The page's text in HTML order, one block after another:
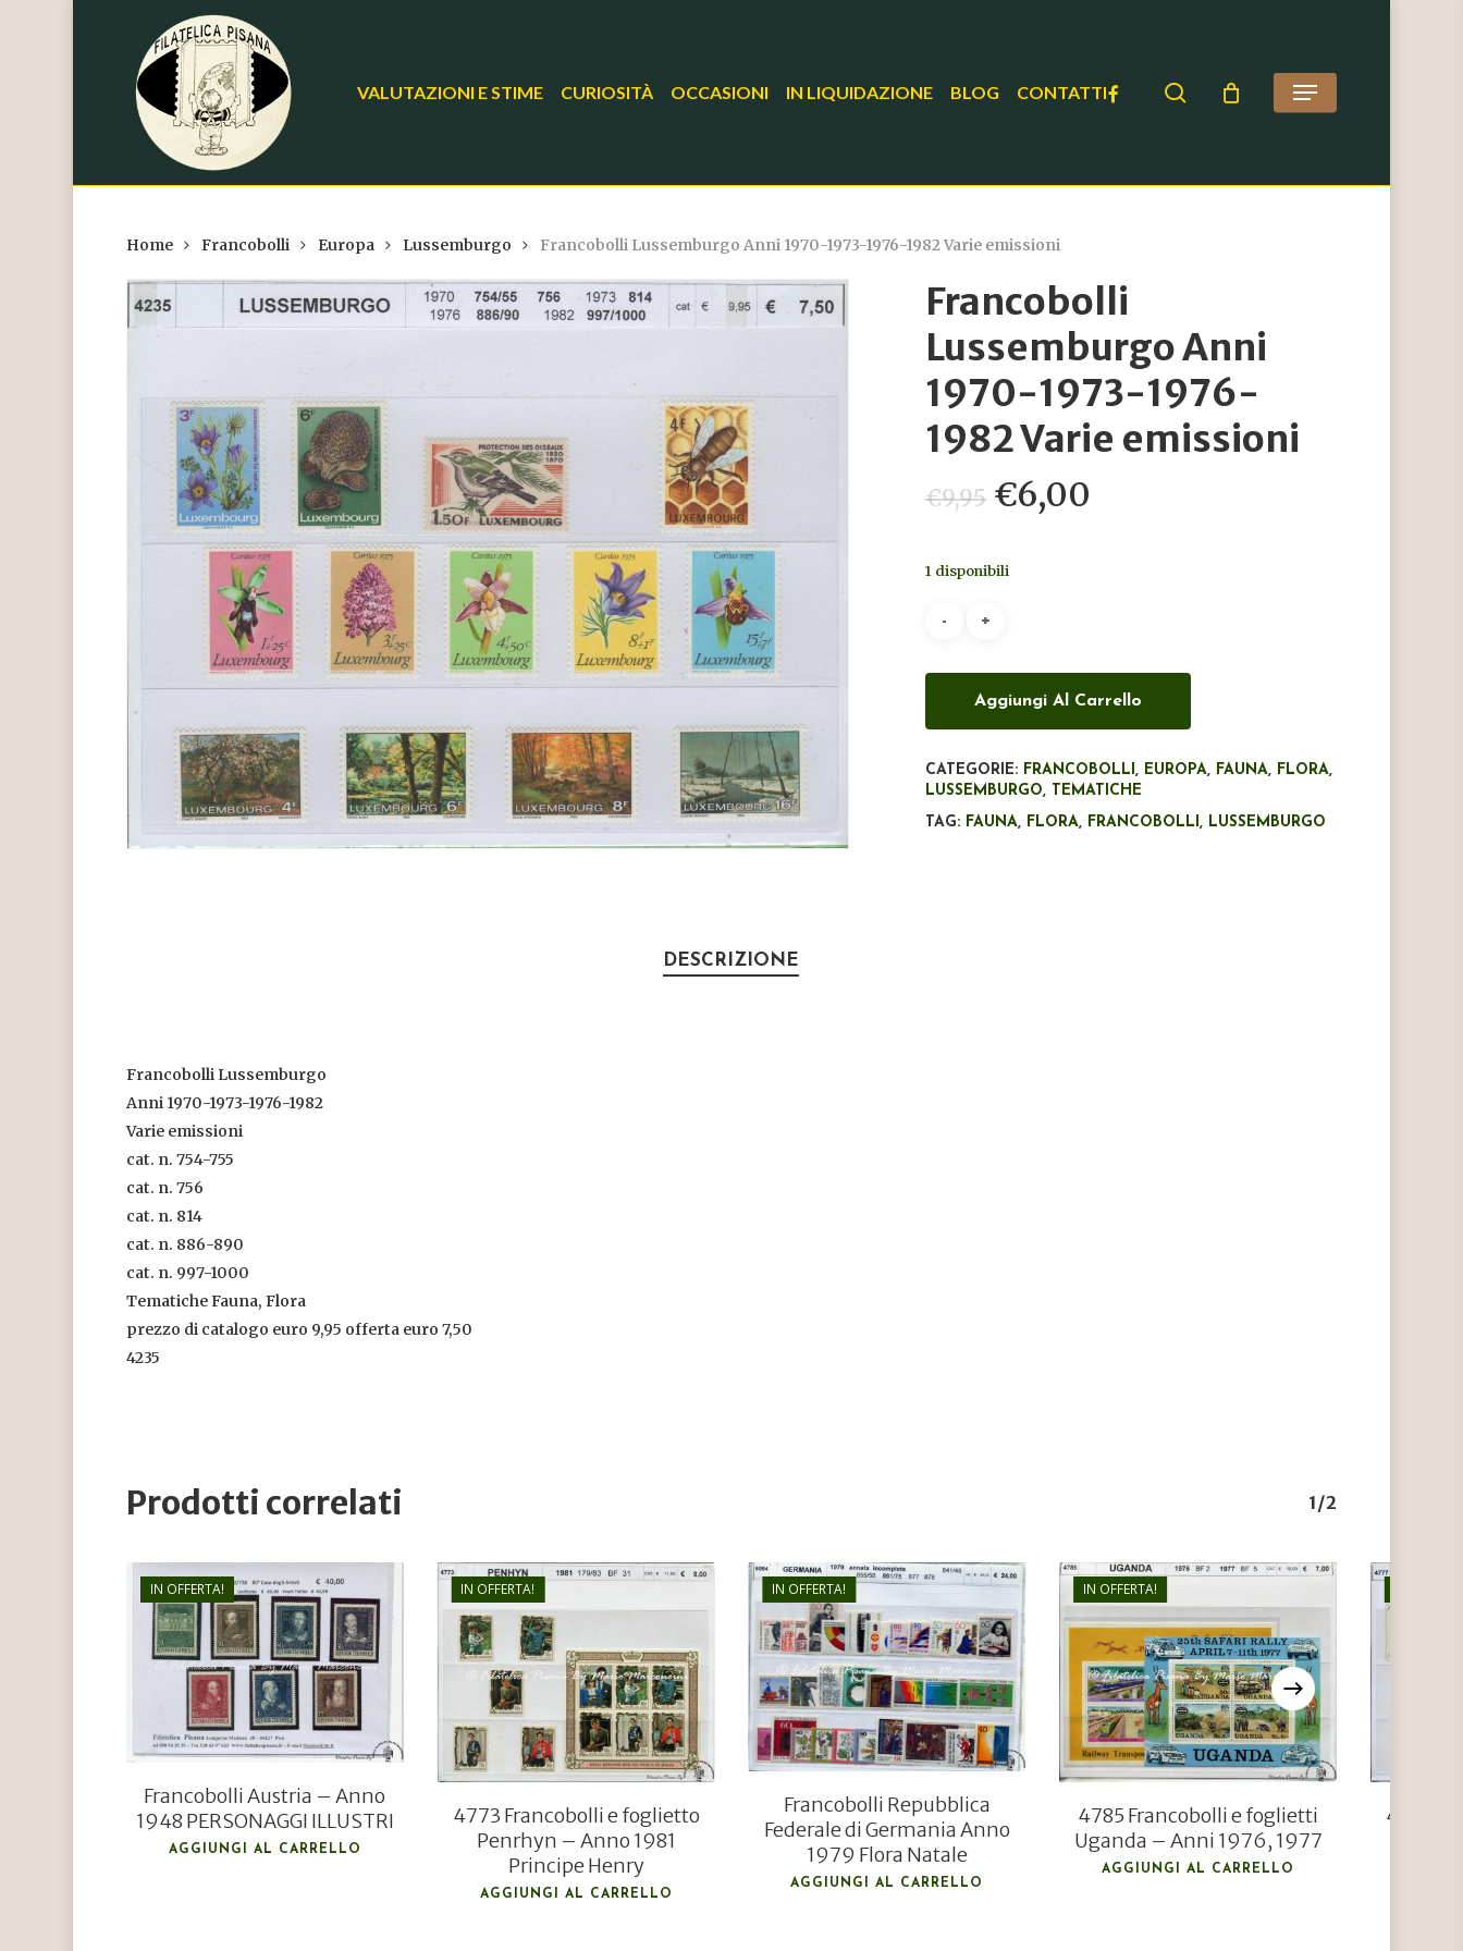
Hit enter to search or ESC to close
VALUTAZIONI E STIME CURIOSITÀ OCCASIONI IN LIQUIDAZIONE BLOG CONTATTIFACEBOOK search Menu
Home Francobolli Europa Lussemburgo Francobolli Lussemburgo Anni 1970-1973-1976-1982 Varie emissioni
Francobolli
Lussemburgo Anni
1970-1973-1976-
1982 Varie emissioni
€9,95 Il
prezzo
originale
€6,00
1 disponibili
Aggiungi Al Carrello
CATEGORIE: FRANCOBOLLI, EUROPA, FAUNA, FLORA,
LUSSEMBURGO, TEMATICHE
TAG: FAUNA, FLORA, FRANCOBOLLI, LUSSEMBURGO
DESCRIZIONE
Francobolli Lussemburgo
Anni 1970-1973-1976-1982
Varie emissioni
cat. n. 754-755
cat. n. 756
cat. n. 814
cat. n. 886-890
cat. n. 997-1000
Tematiche Fauna, Flora
prezzo di catalogo euro 9,95 offerta euro 7,50
4235
Prodotti correlati 1/2
IN OFFERTA!
€40,00
€28,00
Francobolli Austria – Anno
1948 PERSONAGGI ILLUSTRI
AGGIUNGI AL CARRELLO
IN OFFERTA!
€ 8,00
€5,80
4773 Francobolli e foglietto
Penrhyn – Anno 1981
Principe Henry
AGGIUNGI AL CARRELLO
IN OFFERTA!
€24,00
€15,00
Francobolli Repubblica
Federale di Germania Anno
1979 Flora Natale
AGGIUNGI AL CARRELLO
IN OFFERTA!
€7,00
€5,00
4785 Francobolli e foglietti
Uganda – Anni 1976, 1977
AGGIUNGI AL CARRELLO
4777